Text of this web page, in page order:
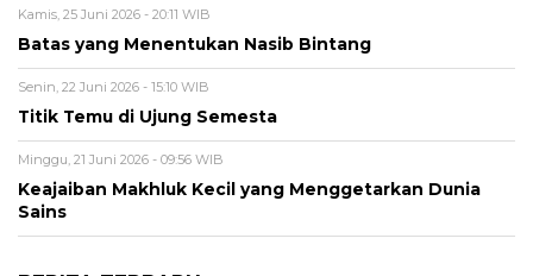
Kamis, 25 Juni 2026 - 20:11 WIB
Batas yang Menentukan Nasib Bintang
Senin, 22 Juni 2026 - 15:10 WIB
Titik Temu di Ujung Semesta
Minggu, 21 Juni 2026 - 09:56 WIB
Keajaiban Makhluk Kecil yang Menggetarkan Dunia
Sains